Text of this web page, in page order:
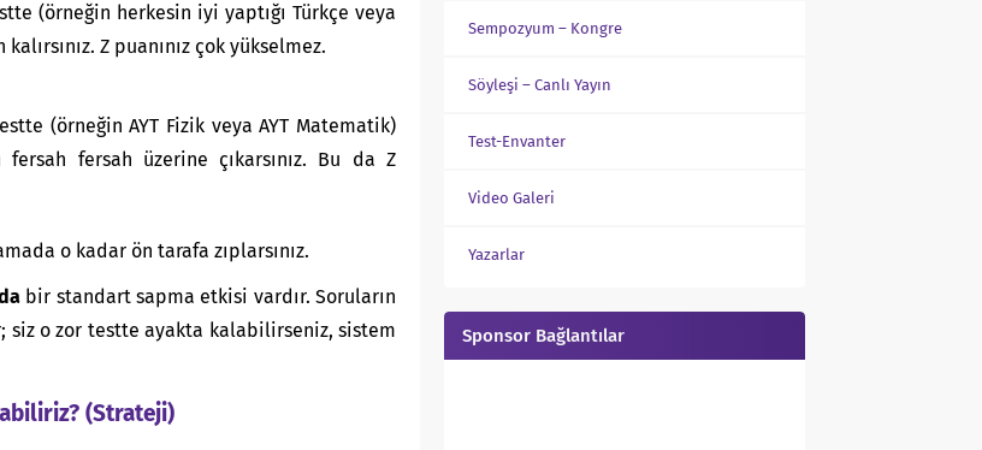
(örneğin herkesin iyi yaptığı Türkçe veya
Z puanınız çok yükselmez.
(örneğin AYT Fizik veya AYT Matematik)
fersah fersah üzerine çıkarsınız. Bu da Z
o kadar ön tarafa zıplarsınız.
bir standart sapma etkisi vardır. Soruların
siz o zor testte ayakta kalabilirseniz, sistem
(Strateji)
Sempozyum – Kongre
Söyleşi – Canlı Yayın
Test-Envanter
Video Galeri
Yazarlar
Sponsor Bağlantılar